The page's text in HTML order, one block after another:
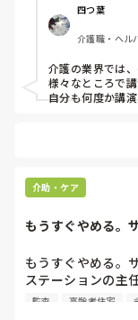
ろうそくだけはお
はかまいません。
で、毎日、利用者
きたりしています
ヘルパーの役割っ
日、お通夜で会場
いますが。やはり
四つ葉
介護職・ヘル
介護の業界では
様々なところで講
自分も何度か講
介助・ケア
もうすぐやめる。
もうすぐやめる。
ステーションの主
じり、早番、遅番
監査 高齢者住宅